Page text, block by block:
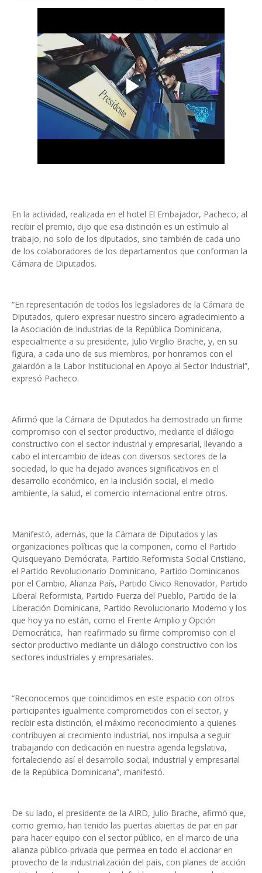
En la actividad, realizada en el hotel El Embajador, Pacheco, al
recibir el premio, dijo que esa distinción es un estímulo al
trabajo, no solo de los diputados, sino también de cada uno
de los colaboradores de los departamentos que conforman la
Cámara de Diputados.
“En representación de todos los legisladores de la Cámara de
Diputados, quiero expresar nuestro sincero agradecimiento a
la Asociación de Industrias de la República Dominicana,
especialmente a su presidente, Julio Virgilio Brache, y, en su
figura, a cada uno de sus miembros, por honrarnos con el
galardón a la Labor Institucional en Apoyo al Sector Industrial”,
expresó Pacheco.
Afirmó que la Cámara de Diputados ha demostrado un firme
compromiso con el sector productivo, mediante el diálogo
constructivo con el sector industrial y empresarial, llevando a
cabo el intercambio de ideas con diversos sectores de la
sociedad, lo que ha dejado avances significativos en el
desarrollo económico, en la inclusión social, el medio
ambiente, la salud, el comercio internacional entre otros.
Manifestó, además, que la Cámara de Diputados y las
organizaciones políticas que la componen, como el Partido
Quisqueyano Demócrata, Partido Reformista Social Cristiano,
el Partido Revolucionario Dominicano, Partido Dominicanos
por el Cambio, Alianza País, Partido Cívico Renovador, Partido
Liberal Reformista, Partido Fuerza del Pueblo, Partido de la
Liberación Dominicana, Partido Revolucionario Moderno y los
que hoy ya no están, como el Frente Amplio y Opción
Democrática, han reafirmado su firme compromiso con el
sector productivo mediante un diálogo constructivo con los
sectores industriales y empresariales.
“Reconocemos que coincidimos en este espacio con otros
participantes igualmente comprometidos con el sector, y
recibir esta distinción, el máximo reconocimiento a quienes
contribuyen al crecimiento industrial, nos impulsa a seguir
trabajando con dedicación en nuestra agenda legislativa,
fortaleciendo así el desarrollo social, industrial y empresarial
de la República Dominicana”, manifestó.
De su lado, el presidente de la AIRD, Julio Brache, afirmó que,
como gremio, han tenido las puertas abiertas de par en par
para hacer equipo con el sector público, en el marco de una
alianza público-privada que permea en todo el accionar en
provecho de la industrialización del país, con planes de acción